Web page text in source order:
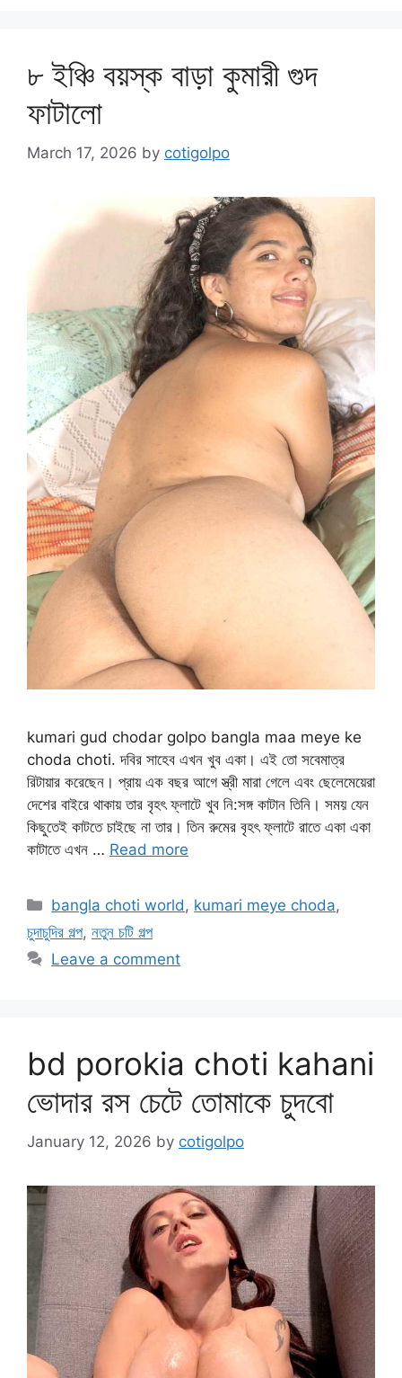
৮ ইঞ্চি বয়স্ক বাড়া কুমারী গুদ
ফাটালো
March 17, 2026 by cotigolpo
kumari gud chodar golpo bangla maa meye ke
choda choti. দবির সাহেব এখন খুব একা। এই তো সবেমাত্র
রিটায়ার করেছেন। প্রায় এক বছর আগে স্ত্রী মারা গেলে এবং ছেলেমেয়েরা
দেশের বাইরে থাকায় তার বৃহৎ ফ্লাটে খুব নি:সঙ্গ কাটান তিনি। সময় যেন
কিছুতেই কাটতে চাইছে না তার। তিন রুমের বৃহৎ ফ্লাটে রাতে একা একা
কাটাতে এখন … Read more
Categories
bangla choti world, kumari meye choda,
চুদাচুদির গল্প, নতুন চটি গল্প
Leave a comment
bd porokia choti kahani
ভোদার রস চেটে তোমাকে চুদবো
January 12, 2026 by cotigolpo